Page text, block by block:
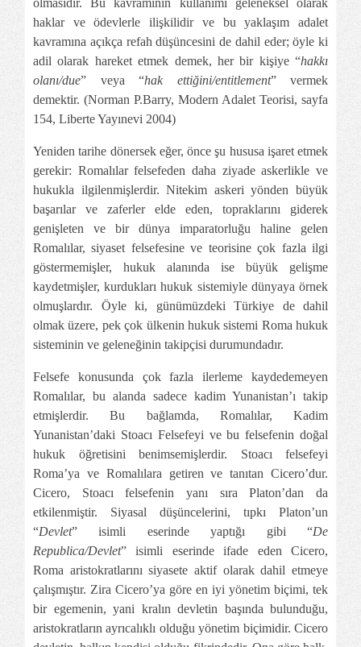
olmasıdır. Bu kavramının kullanımı geleneksel olarak
haklar ve ödevlerle ilişkilidir ve bu yaklaşım adalet
kavramına açıkça refah düşüncesini de dahil eder; öyle ki
adil olarak hareket etmek demek, her bir kişiye “hakkı
olanı/due” veya “hak ettiğini/entitlement” vermek
demektir. (Norman P.Barry, Modern Adalet Teorisi, sayfa
154, Liberte Yayınevi 2004)
Yeniden tarihe dönersek eğer, önce şu hususa işaret etmek
gerekir: Romalılar felsefeden daha ziyade askerlikle ve
hukukla ilgilenmişlerdir. Nitekim askeri yönden büyük
başarılar ve zaferler elde eden, topraklarını giderek
genişleten ve bir dünya imparatorluğu haline gelen
Romalılar, siyaset felsefesine ve teorisine çok fazla ilgi
göstermemişler, hukuk alanında ise büyük gelişme
kaydetmişler, kurdukları hukuk sistemiyle dünyaya örnek
olmuşlardır. Öyle ki, günümüzdeki Türkiye de dahil
olmak üzere, pek çok ülkenin hukuk sistemi Roma hukuk
sisteminin ve geleneğinin takipçisi durumundadır.
Felsefe konusunda çok fazla ilerleme kaydedemeyen
Romalılar, bu alanda sadece kadim Yunanistan’ı takip
etmişlerdir. Bu bağlamda, Romalılar, Kadim
Yunanistan’daki Stoacı Felsefeyi ve bu felsefenin doğal
hukuk öğretisini benimsemişlerdir. Stoacı felsefeyi
Roma’ya ve Romalılara getiren ve tanıtan Cicero’dur.
Cicero, Stoacı felsefenin yanı sıra Platon’dan da
etkilenmiştir. Siyasal düşüncelerini, tıpkı Platon’un
“Devlet” isimli eserinde yaptığı gibi “De
Republica/Devlet” isimli eserinde ifade eden Cicero,
Roma aristokratlarını siyasete aktif olarak dahil etmeye
çalışmıştır. Zira Cicero’ya göre en iyi yönetim biçimi, tek
bir egemenin, yani kralın devletin başında bulunduğu,
aristokratların ayrıcalıklı olduğu yönetim biçimidir. Cicero